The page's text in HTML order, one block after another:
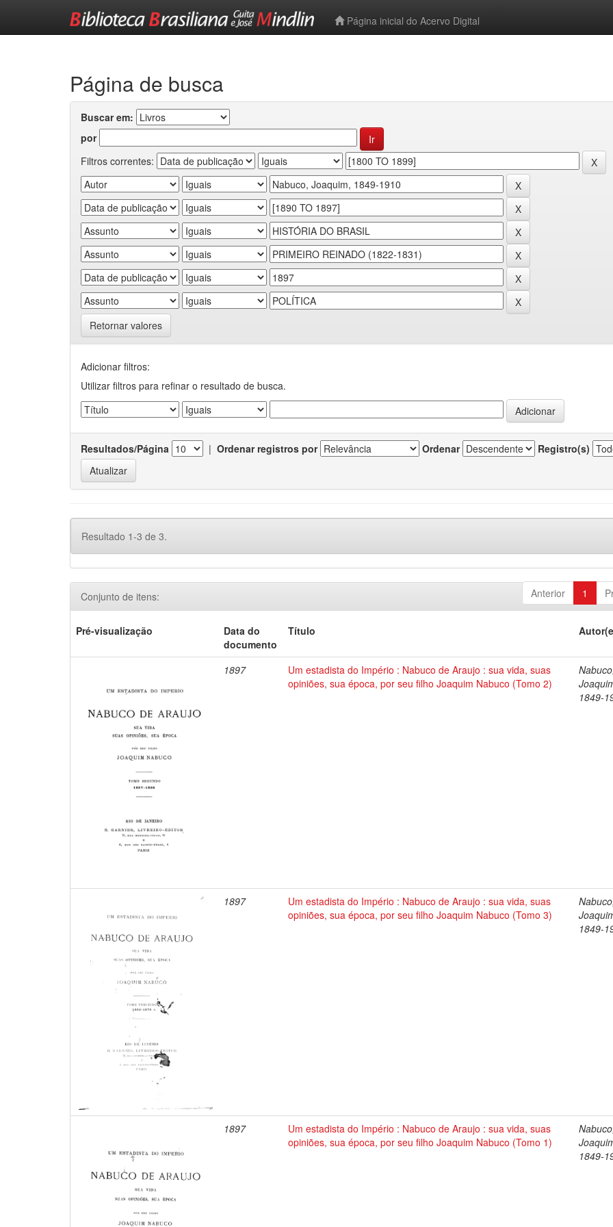
Página inicial do Acervo Digital
Página de busca
Buscar em:
por
Filtros correntes:
Retornar valores
Adicionar filtros:
Utilizar filtros para refinar o resultado de busca.
Resultados/Página | Ordenar registros por Ordenar Registro(s)
Resultado 1-3 de 3.
Anterior 1
Conjunto de itens:
Pré-visualização
Data do
documento
Título
1897
Um estadista do Império : Nabuco de Araujo : sua vida, suas
opiniões, sua época, por seu filho Joaquim Nabuco (Tomo 2)
Nabuco,
1849-
1897
Um estadista do Império : Nabuco de Araujo : sua vida, suas
opiniões, sua época, por seu filho Joaquim Nabuco (Tomo 3)
Nabuco,
1849-
1897
Um estadista do Império : Nabuco de Araujo : sua vida, suas
opiniões, sua época, por seu filho Joaquim Nabuco (Tomo 1)
Nabuco,
1849-